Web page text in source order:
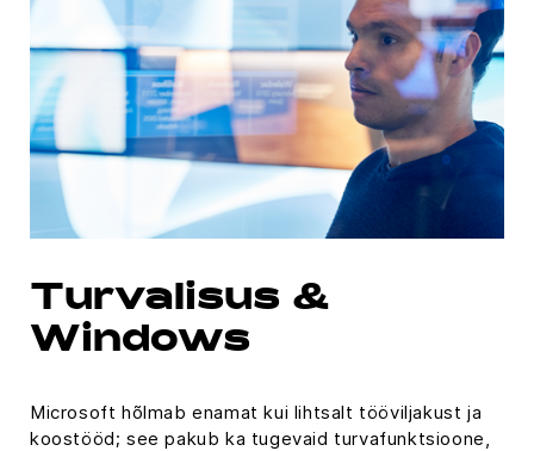
Turvalisus &
Windows
Microsoft hõlmab enamat kui lihtsalt tööviljakust ja
koostööd; see pakub ka tugevaid turvafunktsioone,